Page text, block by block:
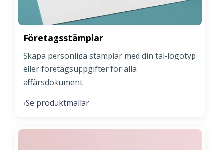
Företagsstämplar
Skapa personliga stämplar med din tal-logotyp
eller företagsuppgifter för alla
affärsdokument.
›Se produktmallar